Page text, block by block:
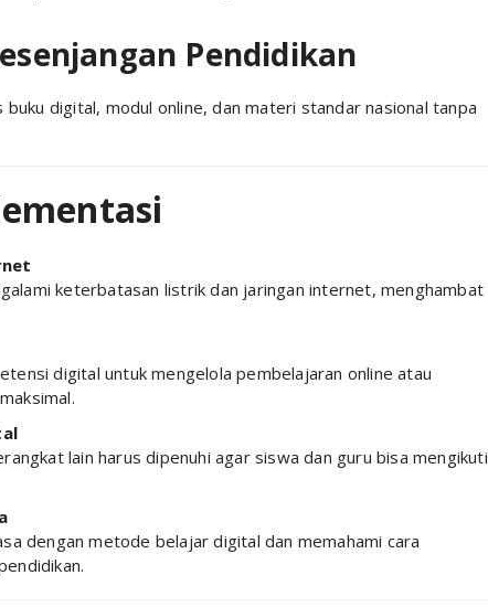
Pendidikan
digital, modul online, dan materi standar nasional tanpa
keterbatasan listrik dan jaringan internet, menghambat
digital untuk mengelola pembelajaran online atau
lain harus dipenuhi agar siswa dan guru bisa mengikuti
dengan metode belajar digital dan memahami cara